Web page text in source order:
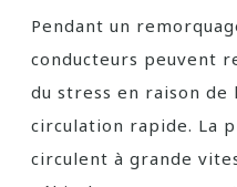
Pendant un
conducteurs peuvent
du stress en raison
circulation rapide. La
circulent à grande